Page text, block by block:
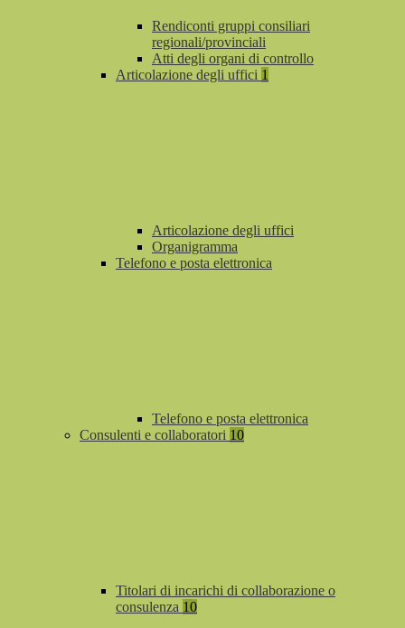
Rendiconti gruppi consiliari
regionali/provinciali
Atti degli organi di controllo
Articolazione degli uffici 1
Articolazione degli uffici
Organigramma
Telefono e posta elettronica
Telefono e posta elettronica
Consulenti e collaboratori 10
Titolari di incarichi di collaborazione o
consulenza 10